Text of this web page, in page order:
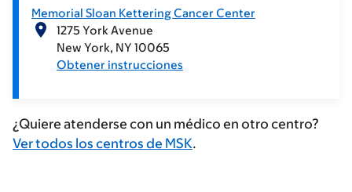
Memorial Sloan Kettering Cancer Center
1275 York Avenue
New York NY 10065
Obtener instrucciones
¿Quiere atenderse con un médico en otro centro?
Ver todos los centros de MSK.